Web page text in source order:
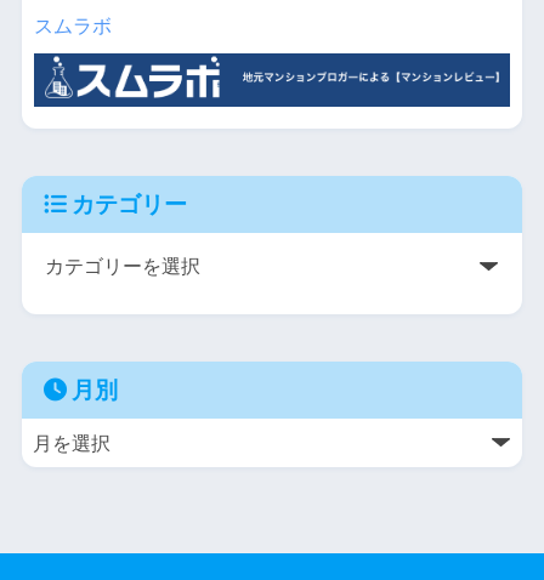
スムラボ
カテゴリー
月別